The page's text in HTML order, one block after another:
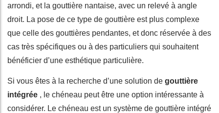
arrondi, et la gouttière nantaise, avec un relevé à angle
droit. La pose de ce type de gouttière est plus complexe
que celle des gouttières pendantes, et donc réservée à des
cas très spécifiques ou à des particuliers qui souhaitent
bénéficier d’une esthétique particulière.
Si vous êtes à la recherche d’une solution de gouttière
intégrée , le chéneau peut être une option intéressante à
considérer. Le chéneau est un système de gouttière intégré